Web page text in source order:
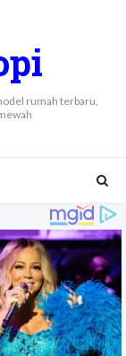
rumah terbaru,